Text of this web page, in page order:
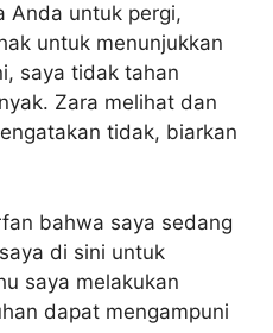
Anda untuk pergi,
untuk menunjukkan
saya tidak tahan
Zara melihat dan
tidak, biarkan
bahwa saya sedang
di sini untuk
saya melakukan
dapat mengampuni